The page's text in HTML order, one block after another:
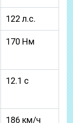
122 л.с.
170 Нм
12.1 с
186 км/ч